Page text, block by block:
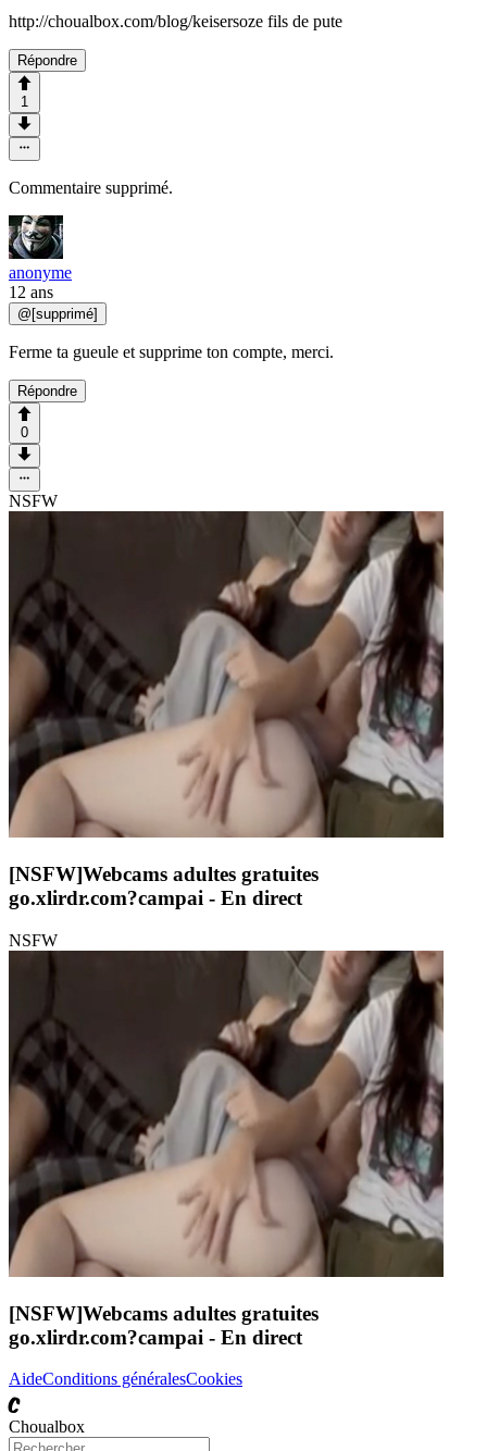
http://choualbox.com/blog/keisersoze fils de pute
Répondre
1
Commentaire supprimé.
anonyme
12 ans
@ [supprimé]
Ferme ta gueule et supprime ton compte, merci.
Répondre
0
NSFW
[NSFW]Webcams adultes gratuites
go.xlirdr.com?campai - En direct
NSFW
[NSFW]Webcams adultes gratuites
go.xlirdr.com?campai - En direct
AideConditions généralesCookies
C
Choualbox